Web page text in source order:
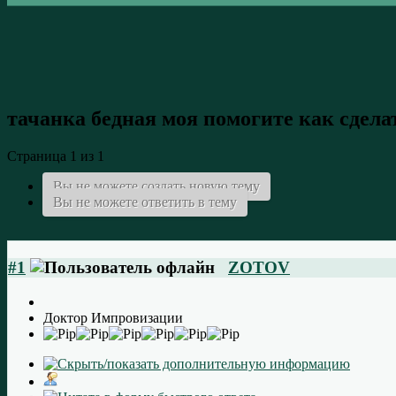
тачанка бедная моя помогите как
Страница 1 из 1
Вы не можете создать новую тему
Вы не можете ответить в тему
#1 ZOTOV
Доктор Импровизации